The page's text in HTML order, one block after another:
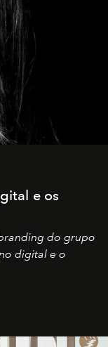
e os
do grupo
digital e o